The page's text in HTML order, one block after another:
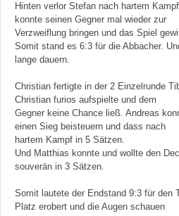
Hinten verlor Stefan nach hartem
konnte seinen Gegner mal wieder zur
Verzweiflung bringen und das Spiel
Somit stand es 6:3 für die Abbacher.
lange dauern.
Christian fertigte in der 2 Einzelrunde
Christian furios aufspielte und dem
Gegner keine Chance ließ. Andreas
einen Sieg beisteuern und dass nach
hartem Kampf in 5 Sätzen.
Und Matthias konnte und wollte den
souverän in 3 Sätzen.
Somit lautete der Endstand 9:3 für den
Platz erobert und die Augen schauen